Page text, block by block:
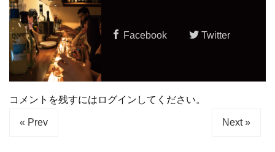
Facebook Twitter
コメントを残すにはログインしてください。
« Prev Next »